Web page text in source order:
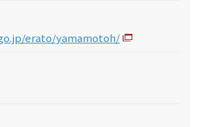
erato/yamamotoh/